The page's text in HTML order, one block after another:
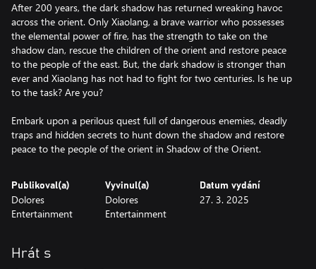
After 200 years, the dark shadow has returned wreaking havoc
across the orient. Only Xiaolang, a brave warrior who possesses
the elemental power of fire, has the strength to take on the
shadow clan, rescue the children of the orient and restore peace
to the people of the east. But, the dark shadow is stronger than
ever and Xiaolang has not had to fight for two centuries. Is he up
to the task? Are you?
Embark upon a perilous quest full of dangerous enemies, deadly
traps and hidden secrets to hunt down the shadow and restore
peace to the people of the orient in Shadow of the Orient.
Publikoval(a)
Dolores
Entertainment
Vyvinul(a)
Dolores
Entertainment
Datum vydání
27. 3. 2025
Hrát s